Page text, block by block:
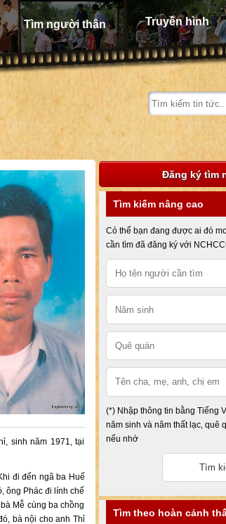
Tìm người thân Truyền hình
sinh năm 1971, tại
đi đến ngã ba Huế
ông Phác đi lính chế
Mễ cùng ba chồng
bà nội cho anh Thỉ
Đăng ký tìm
Tìm kiếm nâng cao
Có thể bạn đang được ai đó
cần tìm đã đăng ký với
(*) Nhập thông tin bằng Tiếng
năm sinh và năm thất lạc, quê
nếu nhớ
Tìm theo hoàn cảnh